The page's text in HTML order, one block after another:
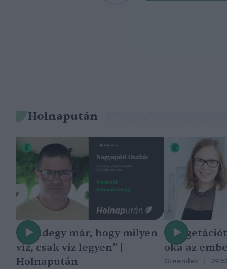
Holnapután
„Mindegy már, hogy milyen
víz, csak víz legyen” |
Holnapután
A
oka az
Greendex